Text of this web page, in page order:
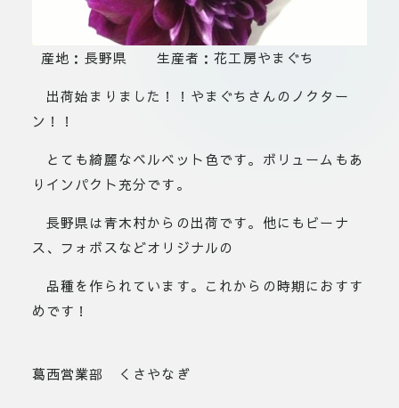
産地：長野県 生産者：花工房やまぐち
出荷始まりました！！やまぐちさんのノクター
ン！！
とても綺麗なベルベット色です。ボリュームもあ
りインパクト充分です。
長野県は青木村からの出荷です。他にもビーナ
ス、フォボスなどオリジナルの
品種を作られています。これからの時期におすす
めです！
葛西営業部 くさやなぎ
facebook